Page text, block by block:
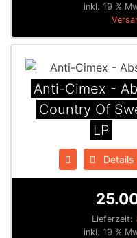
inkl. 19 %
Anti-Cimex -
Country Of
LP
Details
Lieferzeit:
inkl. 19 %